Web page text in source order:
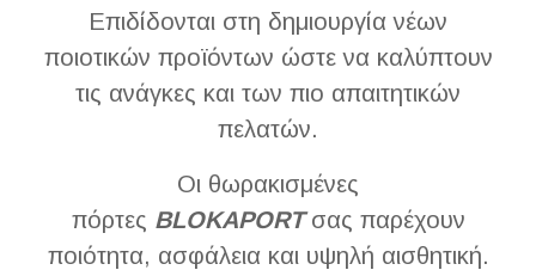
Επιδίδονται στη δημιουργία νέων
ποιοτικών προϊόντων ώστε να καλύπτουν
τις ανάγκες και των πιο απαιτητικών
πελατών.
Οι θωρακισμένες
πόρτες BLOKAPORTσας παρέχουν
ποιότητα, ασφάλεια και υψηλή αισθητική.